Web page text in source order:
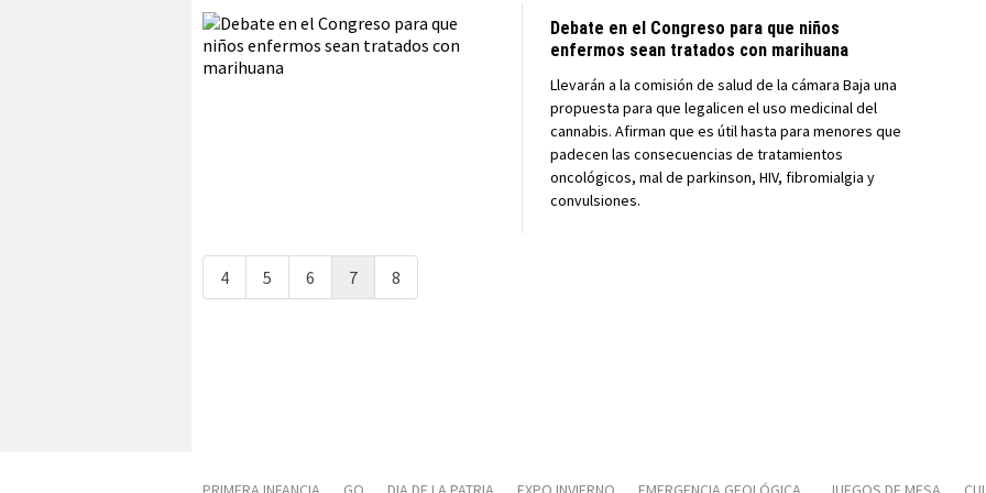
Debate en el Congreso para que niños
enfermos sean tratados con marihuana
Llevarán a la comisión de salud de la cámara Baja una
propuesta para que legalicen el uso medicinal del
cannabis. Afirman que es útil hasta para menores que
padecen las consecuencias de tratamientos
oncológicos, mal de parkinson, HIV, fibromialgia y
convulsiones.
4 5 6 7 8